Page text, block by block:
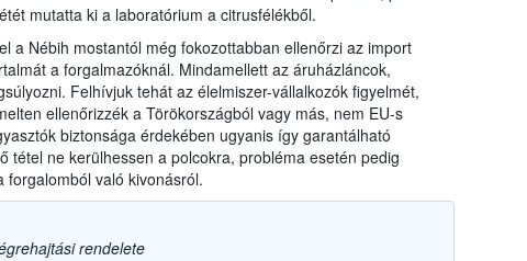
mutatta ki a laboratórium a citrusfélékből.
a Nébih mostantól még fokozottabban ellenőrzi az import
a forgalmazóknál. Mindamellett az áruházláncok,
Felhívjuk tehát az élelmiszer-vállalkozók figyelmét,
ellenőrizzék a Törökországból vagy más, nem EU-s
biztonsága érdekében ugyanis így garantálható
tétel ne kerülhessen a polcokra, probléma esetén pedig
forgalomból való kivonásról.
rendelete